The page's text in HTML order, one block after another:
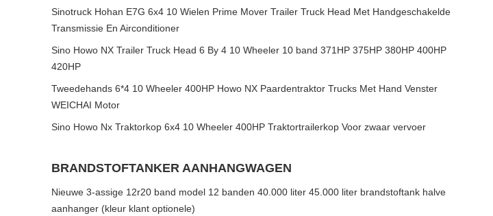
Sinotruck Hohan E7G 6x4 10 Wielen Prime Mover Trailer Truck Head Met Handgeschakelde
Transmissie En Airconditioner
Sino Howo NX Trailer Truck Head 6 By 4 10 Wheeler 10 band 371HP 375HP 380HP 400HP
420HP
Tweedehands 6*4 10 Wheeler 400HP Howo NX Paardentraktor Trucks Met Hand Venster
WEICHAI Motor
Sino Howo Nx Traktorkop 6x4 10 Wheeler 400HP Traktortrailerkop Voor zwaar vervoer
BRANDSTOFTANKER AANHANGWAGEN
Nieuwe 3-assige 12r20 band model 12 banden 40.000 liter 45.000 liter brandstoftank halve
aanhanger (kleur klant optionele)